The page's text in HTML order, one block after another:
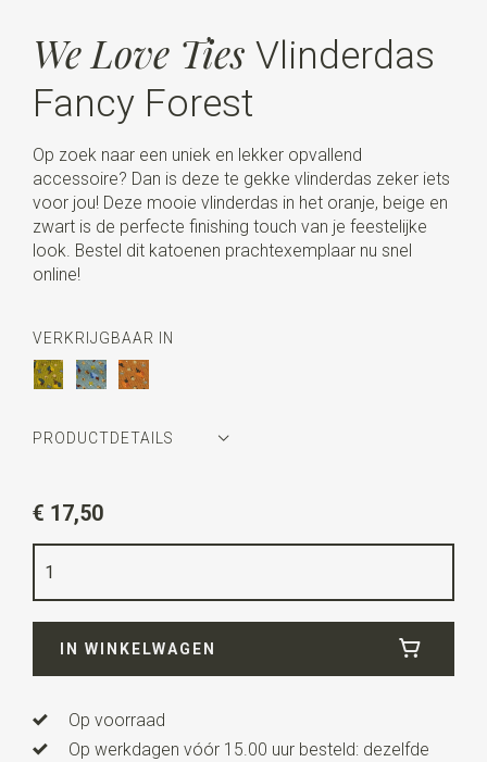
We Love Ties Vlinderdas
Fancy Forest
Op zoek naar een uniek en lekker opvallend
accessoire? Dan is deze te gekke vlinderdas zeker iets
voor jou! Deze mooie vlinderdas in het oranje, beige en
zwart is de perfecte finishing touch van je feestelijke
look. Bestel dit katoenen prachtexemplaar nu snel
online!
VERKRIJGBAAR IN
PRODUCTDETAILS
oranje / beige / zwart
Kwaliteit
Lengte5 cm
€ 17,50
IN WINKELWAGEN
Op voorraad
Op werkdagen vóór 15.00 uur besteld: dezelfde